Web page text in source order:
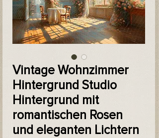
Vintage Wohnzimmer
Hintergrund Studio
Hintergrund mit
romantischen Rosen
und eleganten Lichtern